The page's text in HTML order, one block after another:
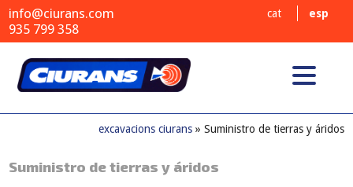
info@ciurans.com
935 799 358
cat esp
de
excavacions ciurans» Suministro de tierras y áridos
Suministro de tierras y áridos